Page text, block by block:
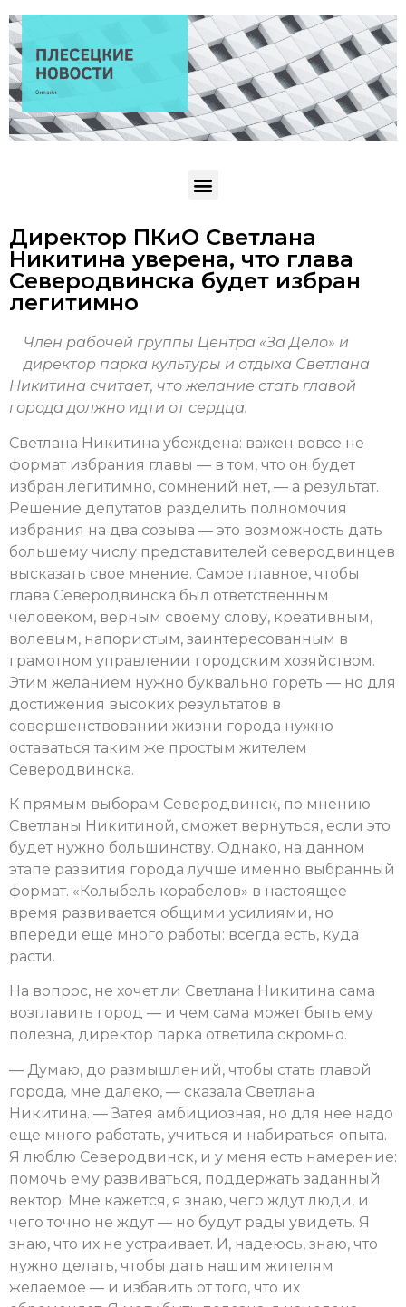
Директор ПКиО Светлана
Никитина уверена, что глава
Северодвинска будет избран
легитимно
Член рабочей группы Центра «За Дело» и
директор парка культуры и отдыха Светлана
Никитина считает, что желание стать главой
города должно идти от сердца.
Светлана Никитина убеждена: важен вовсе не
формат избрания главы — в том, что он будет
избран легитимно, сомнений нет, — а результат.
Решение депутатов разделить полномочия
избрания на два созыва — это возможность дать
большему числу представителей северодвинцев
высказать свое мнение. Самое главное, чтобы
глава Северодвинска был ответственным
человеком, верным своему слову, креативным,
волевым, напористым, заинтересованным в
грамотном управлении городским хозяйством.
Этим желанием нужно буквально гореть — но для
достижения высоких результатов в
совершенствовании жизни города нужно
оставаться таким же простым жителем
Северодвинска.
К прямым выборам Северодвинск, по мнению
Светланы Никитиной, сможет вернуться, если это
будет нужно большинству. Однако, на данном
этапе развития города лучше именно выбранный
формат. «Колыбель корабелов» в настоящее
время развивается общими усилиями, но
впереди еще много работы: всегда есть, куда
расти.
На вопрос, не хочет ли Светлана Никитина сама
возглавить город — и чем сама может быть ему
полезна, директор парка ответила скромно.
— Думаю, до размышлений, чтобы стать главой
города, мне далеко, — сказала Светлана
Никитина. — Затея амбициозная, но для нее надо
еще много работать, учиться и набираться опыта.
Я люблю Северодвинск, и у меня есть намерение:
помочь ему развиваться, поддержать заданный
вектор. Мне кажется, я знаю, чего ждут люди, и
чего точно не ждут — но будут рады увидеть. Я
знаю, что их не устраивает. И, надеюсь, знаю, что
нужно делать, чтобы дать нашим жителям
желаемое — и избавить от того, что их